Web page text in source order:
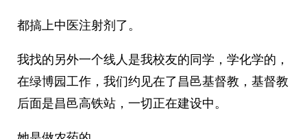
都搞上中医注射剂了。
我找的另外一个线人是我校友的同学，学化学的，
在绿博园工作，我们约见在了昌邑基督教，基督教
后面是昌邑高铁站，一切正在建设中。